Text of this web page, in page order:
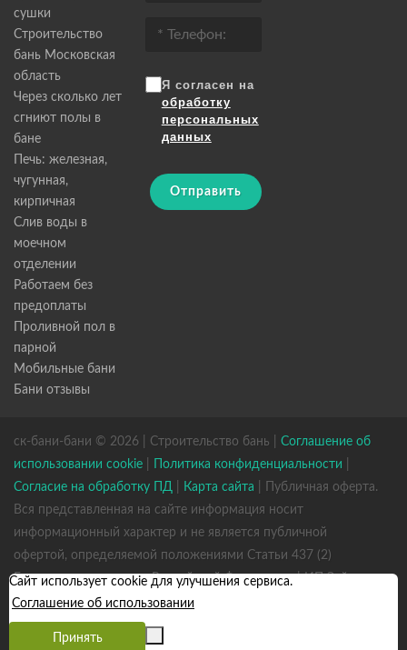
сушки
Строительство
бань Московская
область
Через сколько лет
сгниют полы в
бане
Печь: железная,
чугунная,
кирпичная
Слив воды в
моечном
отделении
Работаем без
предоплаты
Проливной пол в
парной
Мобильные бани
Бани отзывы
Я согласен на
обработку
персональных
данных
Отправить
ск-бани-бани © 2026 | Строительство бань | Соглашение об
использовании cookie
Политика конфиденциальности
Согласие на обработку ПД
Карта сайта | Публичная оферта.
Вся представленная на сайте информация носит
информационный характер и не является публичной
офертой, определяемой положениями Статьи 437 (2)
Гражданского кодекса Российской Федерации. | ИП Зайцев
К. А. ИНН 531301660823 ОГРН 317784700352926
Сайт использует cookie для улучшения сервиса.
Соглашение об использовании
Принять